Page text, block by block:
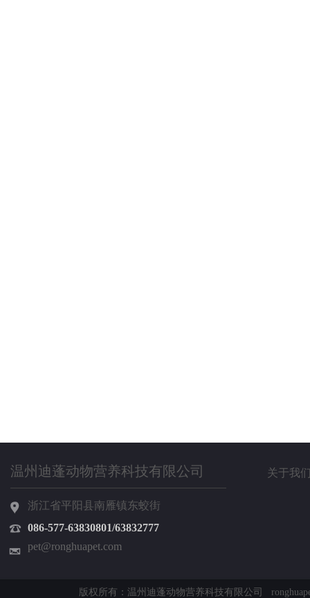
浙江省平阳县南雁镇东蛟街
086-577-63830801/63832777
pet@ronghuapet.com
版权所有：温州迪蓬动物营养科技有限公司
关于我
温州迪蓬动物营养科技有限公司